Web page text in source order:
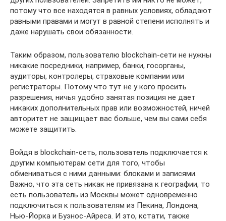
потому что все находятся в равных условиях, обладают
равными правами и могут в равной степени исполнять и
даже нарушать свои обязанности.
Таким образом, пользователю blockchain-сети не нужны
никакие посредники, например, банки, госорганы,
аудиторы, контролеры, страховые компании или
регистраторы. Потому что тут не у кого просить
разрешения, ничья удобно занятая позиция не дает
никаких дополнительных прав или возможностей, ничей
авторитет не защищает вас больше, чем вы сами себя
можете защитить.
Войдя в blockchain-сеть, пользователь подключается к
другим компьютерам сети для того, чтобы
обмениваться с ними данными: блоками и записями.
Важно, что эта сеть никак не привязана к географии, то
есть пользователь из Москвы может одновременно
подключиться к пользователям из Пекина, Лондона,
Нью-Йорка и Буэнос-Айреса. И это, кстати, также